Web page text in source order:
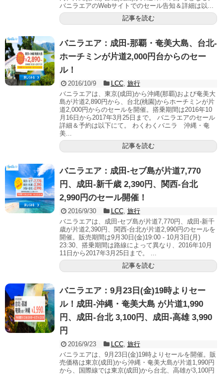
バニラエアのWebサイトでのセール告知＆詳細は以...
記事を読む
バニラエア：成田-那覇・奄美大島、台北-
ホーチミンが片道2,000円台からのセー
ル！
2016/10/9 LCC, 旅行
バニラエアは、東京(成田)から沖縄(那覇)および奄美大
島が片道2,890円から、台北(桃園)からホーチミンが片
道2,000円からのセールを開催。搭乗期間は2016年10
月16日から2017年3月25日まで。 バニラエアのセール
詳細＆予約は以下にて。 わくわくバニラ 沖縄・奄
美...
記事を読む
バニラエア：成田-セブ島が片道7,770
円、成田-新千歳 2,390円、関西-台北
2,990円のセール開催！
2016/9/30 LCC, 旅行
バニラエアは、成田-セブ島が片道7,770円、成田-新千
歳が片道2,390円、関西-台北が片道2,990円のセールを
開催。販売期間は9月30日(金)19:00 - 10月3日(月)
23:30、搭乗期間は路線によって異なり、2016年10月
11日から2017年3月25日まで。 ...
記事を読む
バニラエア：9月23日(金)19時よりセー
ル！成田-沖縄・奄美大島 が片道1,990
円、成田-台北 3,100円、成田-高雄 3,990
円
2016/9/23 LCC, 旅行
バニラエアは、9月23日(金)19時よりセールを開催。販
売価格は東京(成田)から沖縄・奄美大島が片道1,990円
から、国際線では東京(成田)から台北、高雄が3,100円